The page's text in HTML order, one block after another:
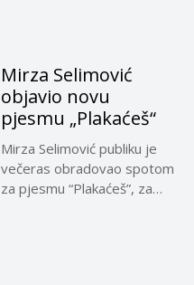
Mirza Selimović
objavio novu
pjesmu „Plakaćeš“
Mirza Selimović publiku je
večeras obradovao spotom
za pjesmu “Plakaćeš”, za